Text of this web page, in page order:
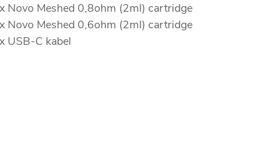
Novo Meshed 0,8ohm (2ml) cartridge
Novo Meshed 0,6ohm (2ml) cartridge
USB-C kabel